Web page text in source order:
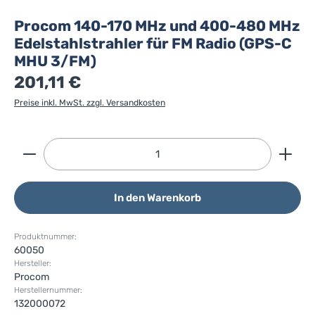
Procom 140-170 MHz und 400-480 MHz
Edelstahlstrahler für FM Radio (GPS-C
MHU 3/FM)
201,11 €
Preise inkl. MwSt. zzgl. Versandkosten
Produkt Anzahl: Gib den gewünschten Wert ein
In den Warenkorb
Produktnummer:
60050
Hersteller:
Procom
Herstellernummer:
132000072